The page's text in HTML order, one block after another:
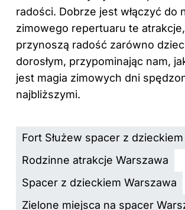
radości. Dobrze jest włączyć do
zimowego repertuaru te
przynoszą radość zarówno
dorosłym, przypominając nam,
jest magia zimowych dni
najbliższymi.
Fort Służew spacer z dzieckiem
Rodzinne atrakcje Warszawa
Spacer z dzieckiem Warszawa
Zielone miejsca na spacer